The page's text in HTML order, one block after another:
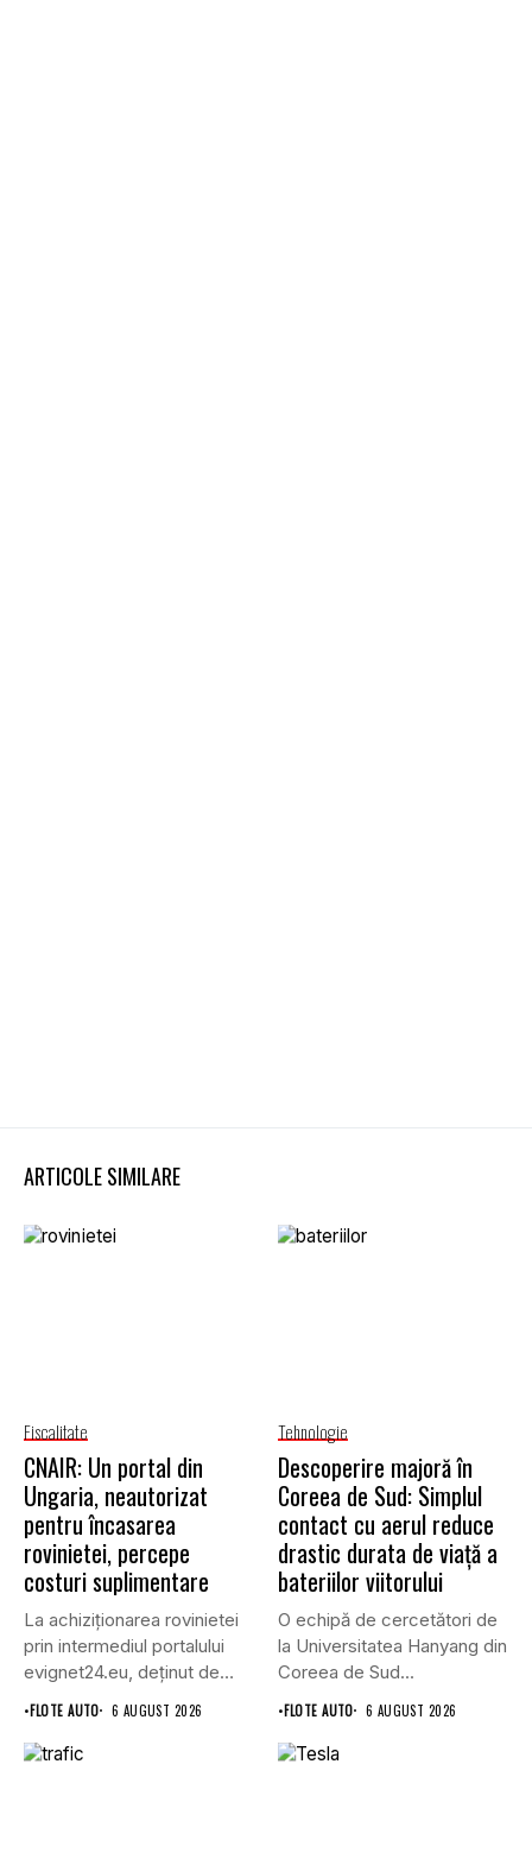
ARTICOLE SIMILARE
Fiscalitate
CNAIR: Un portal din
Ungaria, neautorizat
pentru încasarea
rovinietei, percepe
costuri suplimentare
La achiziționarea rovinietei
prin intermediul portalului
evignet24.eu, deținut de
Enternova Kft. din...
•FLOTE AUTO 6 AUGUST 2026
Tehnologie
Descoperire majoră în
Coreea de Sud: Simplul
contact cu aerul reduce
drastic durata de viață a
bateriilor viitorului
O echipă de cercetători de
la Universitatea Hanyang din
Coreea de Sud...
•FLOTE AUTO 6 AUGUST 2026